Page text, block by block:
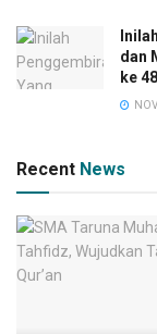
dan
ke
Recent News